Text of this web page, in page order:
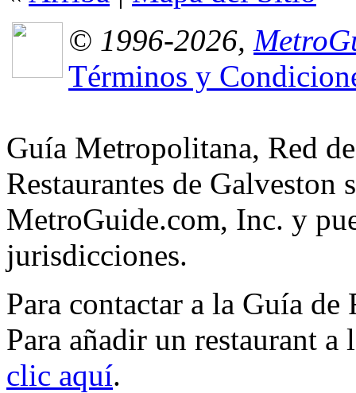
© 1996-2026,
Términos y
Guía Metropolitana, Red
Restaurantes de Galveston
MetroGuide.com, Inc. y
jurisdicciones.
Para contactar a la Guía de
Para añadir un restaurant
clic aquí.